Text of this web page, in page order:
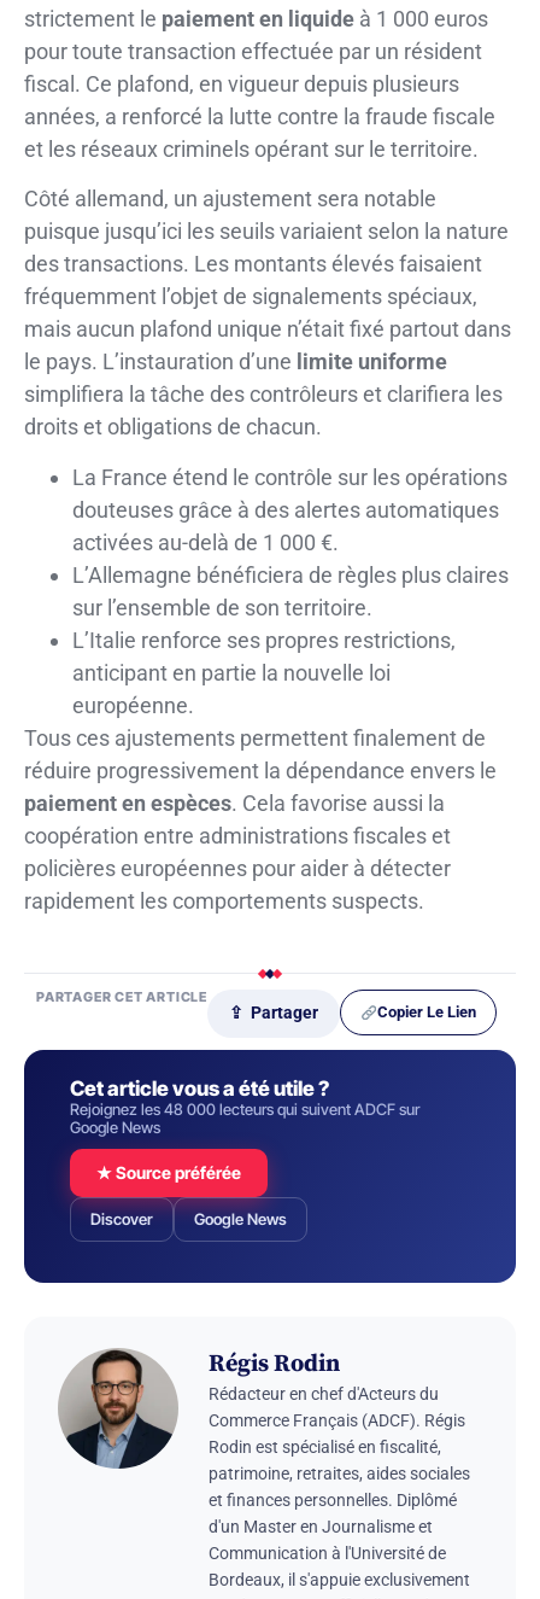
strictement le paiement en liquide à 1 000 euros
pour toute transaction effectuée par un résident
fiscal. Ce plafond, en vigueur depuis plusieurs
années, a renforcé la lutte contre la fraude fiscale
et les réseaux criminels opérant sur le territoire.
Côté allemand, un ajustement sera notable
puisque jusqu’ici les seuils variaient selon la nature
des transactions. Les montants élevés faisaient
fréquemment l’objet de signalements spéciaux,
mais aucun plafond unique n’était fixé partout dans
le pays. L’instauration d’une limite uniforme
simplifiera la tâche des contrôleurs et clarifiera les
droits et obligations de chacun.
La France étend le contrôle sur les opérations
douteuses grâce à des alertes automatiques
activées au-delà de 1 000 €.
L’Allemagne bénéficiera de règles plus claires
sur l’ensemble de son territoire.
L’Italie renforce ses propres restrictions,
anticipant en partie la nouvelle loi
européenne.
Tous ces ajustements permettent finalement de
réduire progressivement la dépendance envers le
paiement en espèces. Cela favorise aussi la
coopération entre administrations fiscales et
policières européennes pour aider à détecter
rapidement les comportements suspects.
PARTAGER CET ARTICLE
⇪ Partager Copier Le Lien
Cet article vous a été utile ?
Rejoignez les 48 000 lecteurs qui suivent ADCF sur
Google News
★ Source préférée
Discover Google News
Régis Rodin
Rédacteur en chef d'Acteurs du
Commerce Français (ADCF). Régis
Rodin est spécialisé en fiscalité,
patrimoine, retraites, aides sociales
et finances personnelles. Diplômé
d'un Master en Journalisme et
Communication à l'Université de
Bordeaux, il s'appuie exclusivement